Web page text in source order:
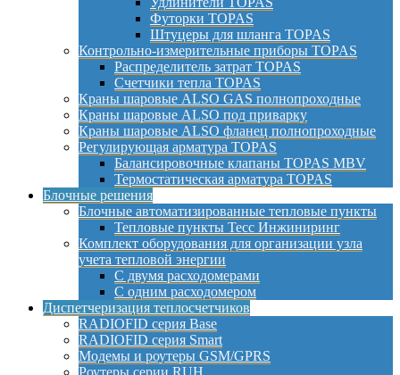
Футорки TOPAS
Штуцеры для шланга TOPAS
Контрольно-измерительные приборы TOPAS
Распределитель затрат TOPAS
Счетчики тепла TOPAS
Краны шаровые ALSO GAS полнопроходные
Краны шаровые ALSO под приварку
Краны шаровые ALSO фланец полнопроходные
Регулирующая арматура TOPAS
Балансировочные клапаны TOPAS MBV
Термостатическая арматура TOPAS
Блочные решения
Блочные автоматизированные тепловые пункты
Тепловые пункты Тесс Инжиниринг
Комплект оборудования для организации узла
учета тепловой энергии
С двумя расходомерами
С одним расходомером
Диспетчеризация теплосчетчиков
RADIOFID серия Base
RADIOFID серия Smart
Модемы и роутеры GSM/GPRS